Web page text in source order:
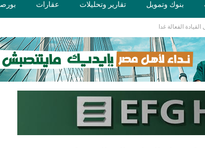
بنوك وتمويل تقارير وتحليلات عقارات
الفعالة غدا